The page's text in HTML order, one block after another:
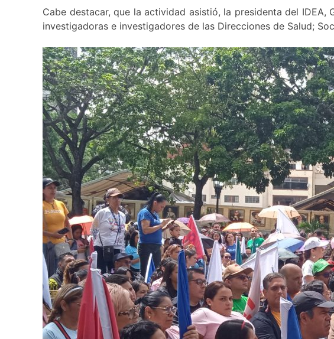
Cabe destacar, que la actividad asistió, la presidenta del
investigadoras e investigadores de las Direcciones de Salud;